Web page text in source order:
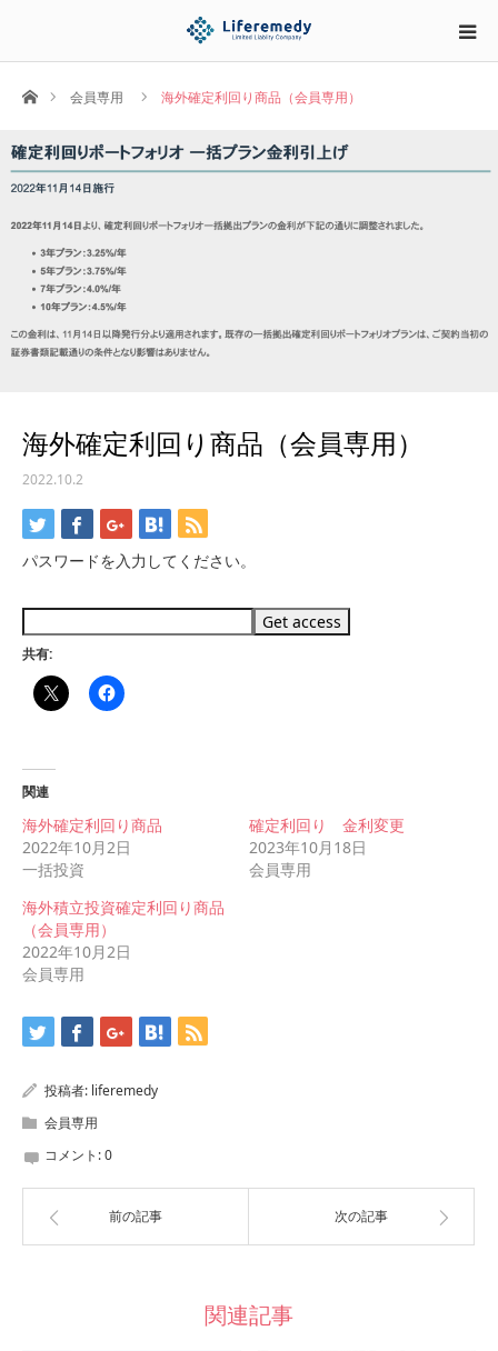
ホーム会員専用 海外確定利回り商品（会員専用）
海外確定利回り商品（会員専用）
2022.10.2
パスワードを入力してください。
共有:
関連
海外確定利回り商品
2022年10月2日
一括投資
確定利回り 金利変更
2023年10月18日
会員専用
海外積立投資確定利回り商品
（会員専用）
2022年10月2日
会員専用
投稿者: liferemedy
会員専用
コメント:0
前の記事 次の記事
関連記事